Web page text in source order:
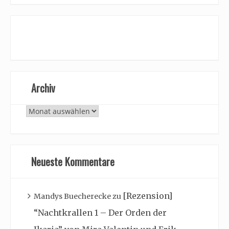
Archiv
Archiv
Neueste Kommentare
Mandys Buechereckezu [Rezension]
“Nachtkrallen 1 – Der Orden der